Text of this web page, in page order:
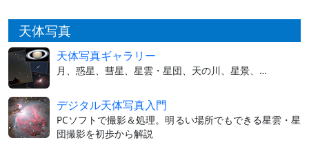
天体写真
天体写真ギャラリー
月、惑星、彗星、星雲・星団、天の川、星景、…
デジタル天体写真入門
PCソフトで撮影＆処理。明るい場所でもできる星雲・星
団撮影を初歩から解説